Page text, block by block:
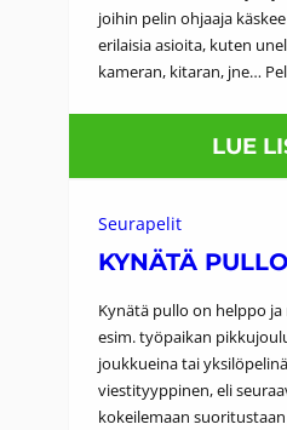
joihin pelin ohjaaja
erilaisia asioita, kuten
kameran, kitaran, jne…
LUE
Seurapelit
KYNÄTÄ PULLO
Kynätä pullo on helppo
esim. työpaikan
joukkueina tai
viestityyppinen, eli
kokeilemaan